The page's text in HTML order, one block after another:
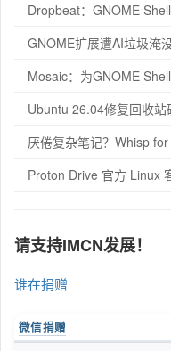
Dropbeat：GNOME
GNOME扩展遭AI垃圾淹
Mosaic：为GNOME
Ubuntu 26.04修复回收
厌倦复杂笔记？Whisp
Proton Drive 官方 Linux
请支持IMCN发展！
谁在捐赠
微信捐赠